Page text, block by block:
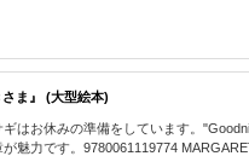
ま』 (大型絵本)
はお休みの準備をしています。
魅力です。9780061119774